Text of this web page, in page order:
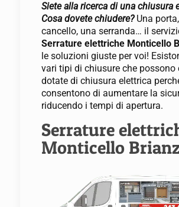
Siete alla ricerca di una chiusura
Cosa dovete chiudere?Una
cancello, una serranda… il
Serrature elettriche Monticello
le soluzioni giuste per voi!
vari tipi di chiusure che possono
dotate di chiusura elettrica
consentono di aumentare la
riducendo i tempi di apertura.
Serrature
Monticello